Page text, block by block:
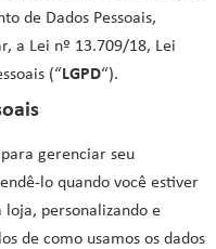
de Dados Pessoais,
a Lei nº 13.709/18, Lei
(“LGPD“).
para gerenciar seu
lo quando você estiver
personalizando e
de como usamos os dados